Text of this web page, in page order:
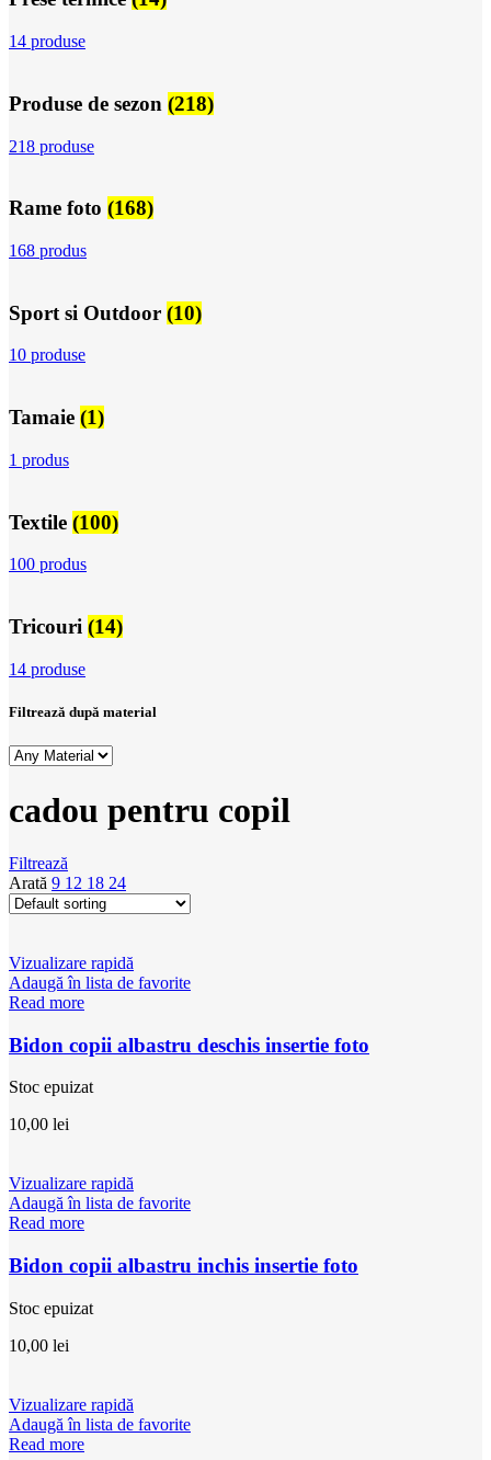
14 produse
Produse de sezon (218)
218 produse
Rame foto (168)
168 produs
Sport si Outdoor (10)
10 produse
Tamaie (1)
1 produs
Textile (100)
100 produs
Tricouri (14)
14 produse
Filtrează după material
cadou pentru copil
Filtrează
Arată 9 12 18 24
Vizualizare rapidă
Adaugă în lista de favorite
Read more
Bidon copii albastru deschis insertie foto
Stoc epuizat
10,00 lei
Vizualizare rapidă
Adaugă în lista de favorite
Read more
Bidon copii albastru inchis insertie foto
Stoc epuizat
10,00 lei
Vizualizare rapidă
Adaugă în lista de favorite
Read more